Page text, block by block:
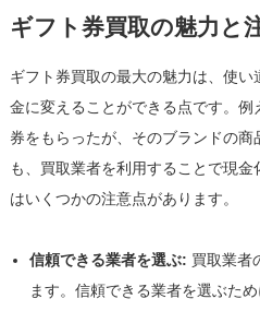
ギフト券買取の魅力と
ギフト券買取の最大の魅力は、使
金に変えることができる点です。例
券をもらったが、そのブランドの
も、買取業者を利用することで現
はいくつかの注意点があります。
信頼できる業者を選ぶ: 買取業者
ます。信頼できる業者を選ぶた